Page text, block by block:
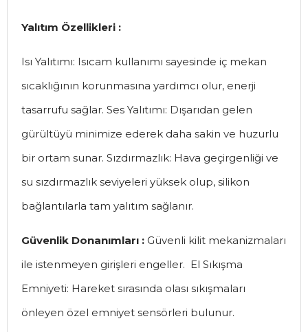
Yalıtım Özellikleri :
Isı Yalıtımı: Isıcam kullanımı sayesinde iç mekan
sıcaklığının korunmasına yardımcı olur, enerji
tasarrufu sağlar. Ses Yalıtımı: Dışarıdan gelen
gürültüyü minimize ederek daha sakin ve huzurlu
bir ortam sunar. Sızdırmazlık: Hava geçirgenliği ve
su sızdırmazlık seviyeleri yüksek olup, silikon
bağlantılarla tam yalıtım sağlanır.
Güvenlik Donanımları : Güvenli kilit mekanizmaları
ile istenmeyen girişleri engeller. El Sıkışma
Emniyeti: Hareket sırasında olası sıkışmaları
önleyen özel emniyet sensörleri bulunur.